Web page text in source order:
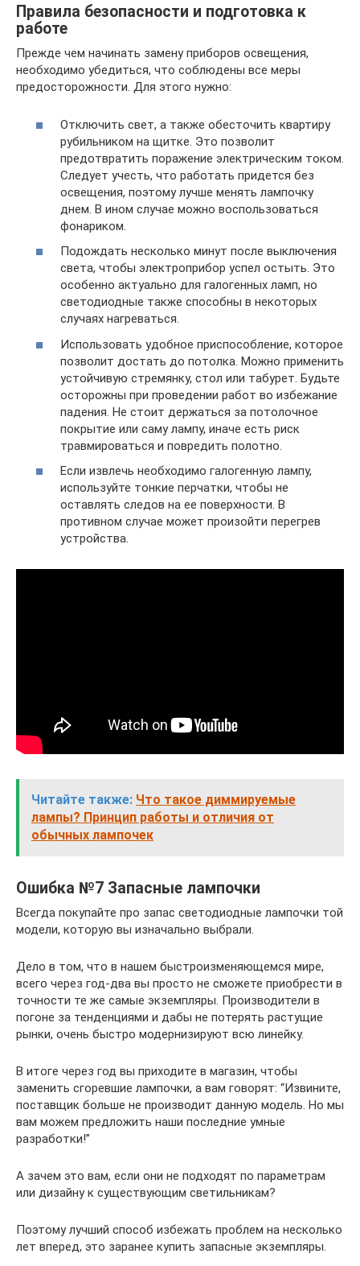
Правила безопасности и подготовка к
работе
Прежде чем начинать замену приборов освещения,
необходимо убедиться, что соблюдены все меры
предосторожности. Для этого нужно:
Отключить свет, а также обесточить квартиру
рубильником на щитке. Это позволит
предотвратить поражение электрическим током.
Следует учесть, что работать придется без
освещения, поэтому лучше менять лампочку
днем. В ином случае можно воспользоваться
фонариком.
Подождать несколько минут после выключения
света, чтобы электроприбор успел остыть. Это
особенно актуально для галогенных ламп, но
светодиодные также способны в некоторых
случаях нагреваться.
Использовать удобное приспособление, которое
позволит достать до потолка. Можно применить
устойчивую стремянку, стол или табурет. Будьте
осторожны при проведении работ во избежание
падения. Не стоит держаться за потолочное
покрытие или саму лампу, иначе есть риск
травмироваться и повредить полотно.
Если извлечь необходимо галогенную лампу,
используйте тонкие перчатки, чтобы не
оставлять следов на ее поверхности. В
противном случае может произойти перегрев
устройства.
Читайте также: Что такое диммируемые
лампы? Принцип работы и отличия от
обычных лампочек
Ошибка №7 Запасные лампочки
Всегда покупайте про запас светодиодные лампочки той
модели, которую вы изначально выбрали.
Дело в том, что в нашем быстроизменяющемся мире,
всего через год-два вы просто не сможете приобрести в
точности те же самые экземпляры. Производители в
погоне за тенденциями и дабы не потерять растущие
рынки, очень быстро модернизируют всю линейку.
В итоге через год вы приходите в магазин, чтобы
заменить сгоревшие лампочки, а вам говорят: “Извините,
поставщик больше не производит данную модель. Но мы
вам можем предложить наши последние умные
разработки!”
А зачем это вам, если они не подходят по параметрам
или дизайну к существующим светильникам?
Поэтому лучший способ избежать проблем на несколько
лет вперед, это заранее купить запасные экземпляры.